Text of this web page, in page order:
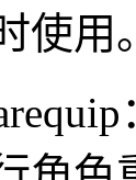
使用。